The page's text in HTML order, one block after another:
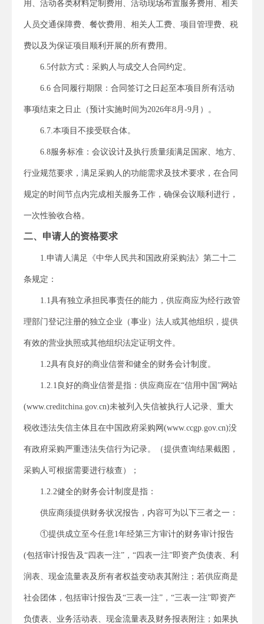
用、活动各类材料定制费用、活动现场布置服务费用、相关
人员交通保障费、餐饮费用、相关人工费、项目管理费、税
费以及为保证项目顺利开展的所有费用。
6.5付款方式：采购人与成交人合同约定。
6 6 合同履行期限：合同签订之日起至本项目所有活动
事项结束之日止（预计实施时间为2026年8 月 -9月 ） 。
6.7 .本项目不接受联合体。
6.8 服务标准 ：会议设计及执行质量须满足国家、地方、
行业规范要求，满足采购人的功能需求及技术要求，在合同
规定的时间节点内完成相关服务工作，确保会议顺利进行，
一次性验收合格。
二、申请人的资格要求
1. 申请人 满足《中华人民共和国政府采购法》第二十二
条规定 ：
1.1具有独立承担民事责任的能力， 供应商应为经行政管
理部门登记注册的独立企业（事业）法人或其他组织，提供
有效的营业执照或其他组织法定证明文件。
1.2具有良好的商业信誉和健全的财务会计制度。
1.2.1良好的商业信誉是指：供应商应在“信用中国”网站
(www.creditchina.gov.cn)未被列入失信被执行人记录、重大
税收违法失信主体且在中国政府采购网(www.ccgp.gov.cn)没
有政府采购严重违法失信行为记录。（提供查询结果截图，
采购人可根据需要进行核查 ） ；
1.2.2健全的财务会计制度是指：
供应商须提供财务状况报告，内容可为以下三者之一：
①提供成立至今任意1年经第三方审计的财务审计报告
(包括审计报告及“四表一注”，“四表一注”即资产负债表、利
润表、现金流量表及所有者权益变动表其附注 ； 若供应商是
社会团体，包括审计报告及“三表一注”，“三表一注”即资产
负债表、 业务活动表、现金流量表及财务报表附注；如果执